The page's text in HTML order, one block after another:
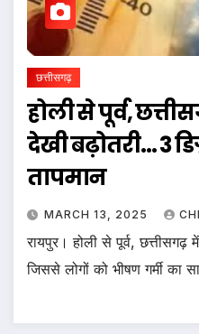
छत्तीसगढ़
होली से पूर्व,
देखी बढ़ोतरी… 3
तापमान
MARCH 13, 2025
रायपुर। होली से पूर्व, छत्तीसगढ़
जिससे लोगों को भीषण गर्मी का